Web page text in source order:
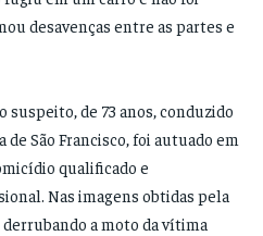
desavenças entre as partes e
de 73 anos, conduzido
de São Francisco, foi autuado em
qualificado e
Nas imagens obtidas pela
a moto da vítima